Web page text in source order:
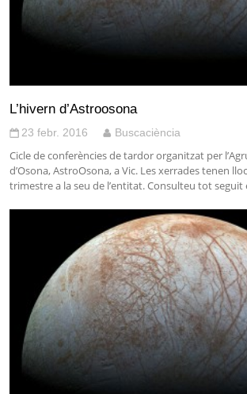
L’hivern d’Astroosona
23 febr. 2016 Buscaciència
Cicle de conferències de tardor organitzat per
d’Osona, AstroOsona, a Vic. Les xerrades tenen
trimestre a la seu de l’entitat. Consulteu tot seguit